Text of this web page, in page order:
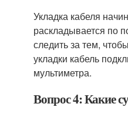
Укладка кабеля
раскладывается по
следить за тем,
укладки кабель
мультиметра.
Вопрос 4: Какие